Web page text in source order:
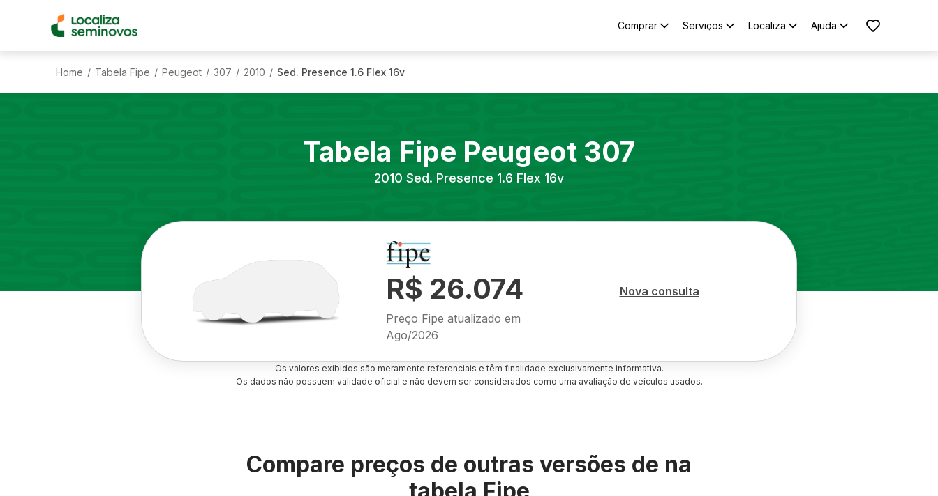
Comprar Serviços Localiza Ajuda
Home / Tabela Fipe / Peugeot / 307 / 2010 / Sed. Presence 1.6 Flex 16v
Tabela Fipe Peugeot 307
2010 Sed. Presence 1.6 Flex 16v
R$ 26.074
Preço Fipe atualizado em
Ago/2026
Nova consulta
Os valores exibidos são meramente referenciais e têm finalidade exclusivamente informativa.
Os dados não possuem validade oficial e não devem ser considerados como uma avaliação de veículos usados.
Compare preços de outras versões de na